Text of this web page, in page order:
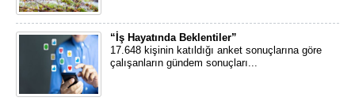
“İş Hayatında Beklentiler”
17.648 kişinin katıldığı anket sonuçlarına göre
çalışanların gündem sonuçları...